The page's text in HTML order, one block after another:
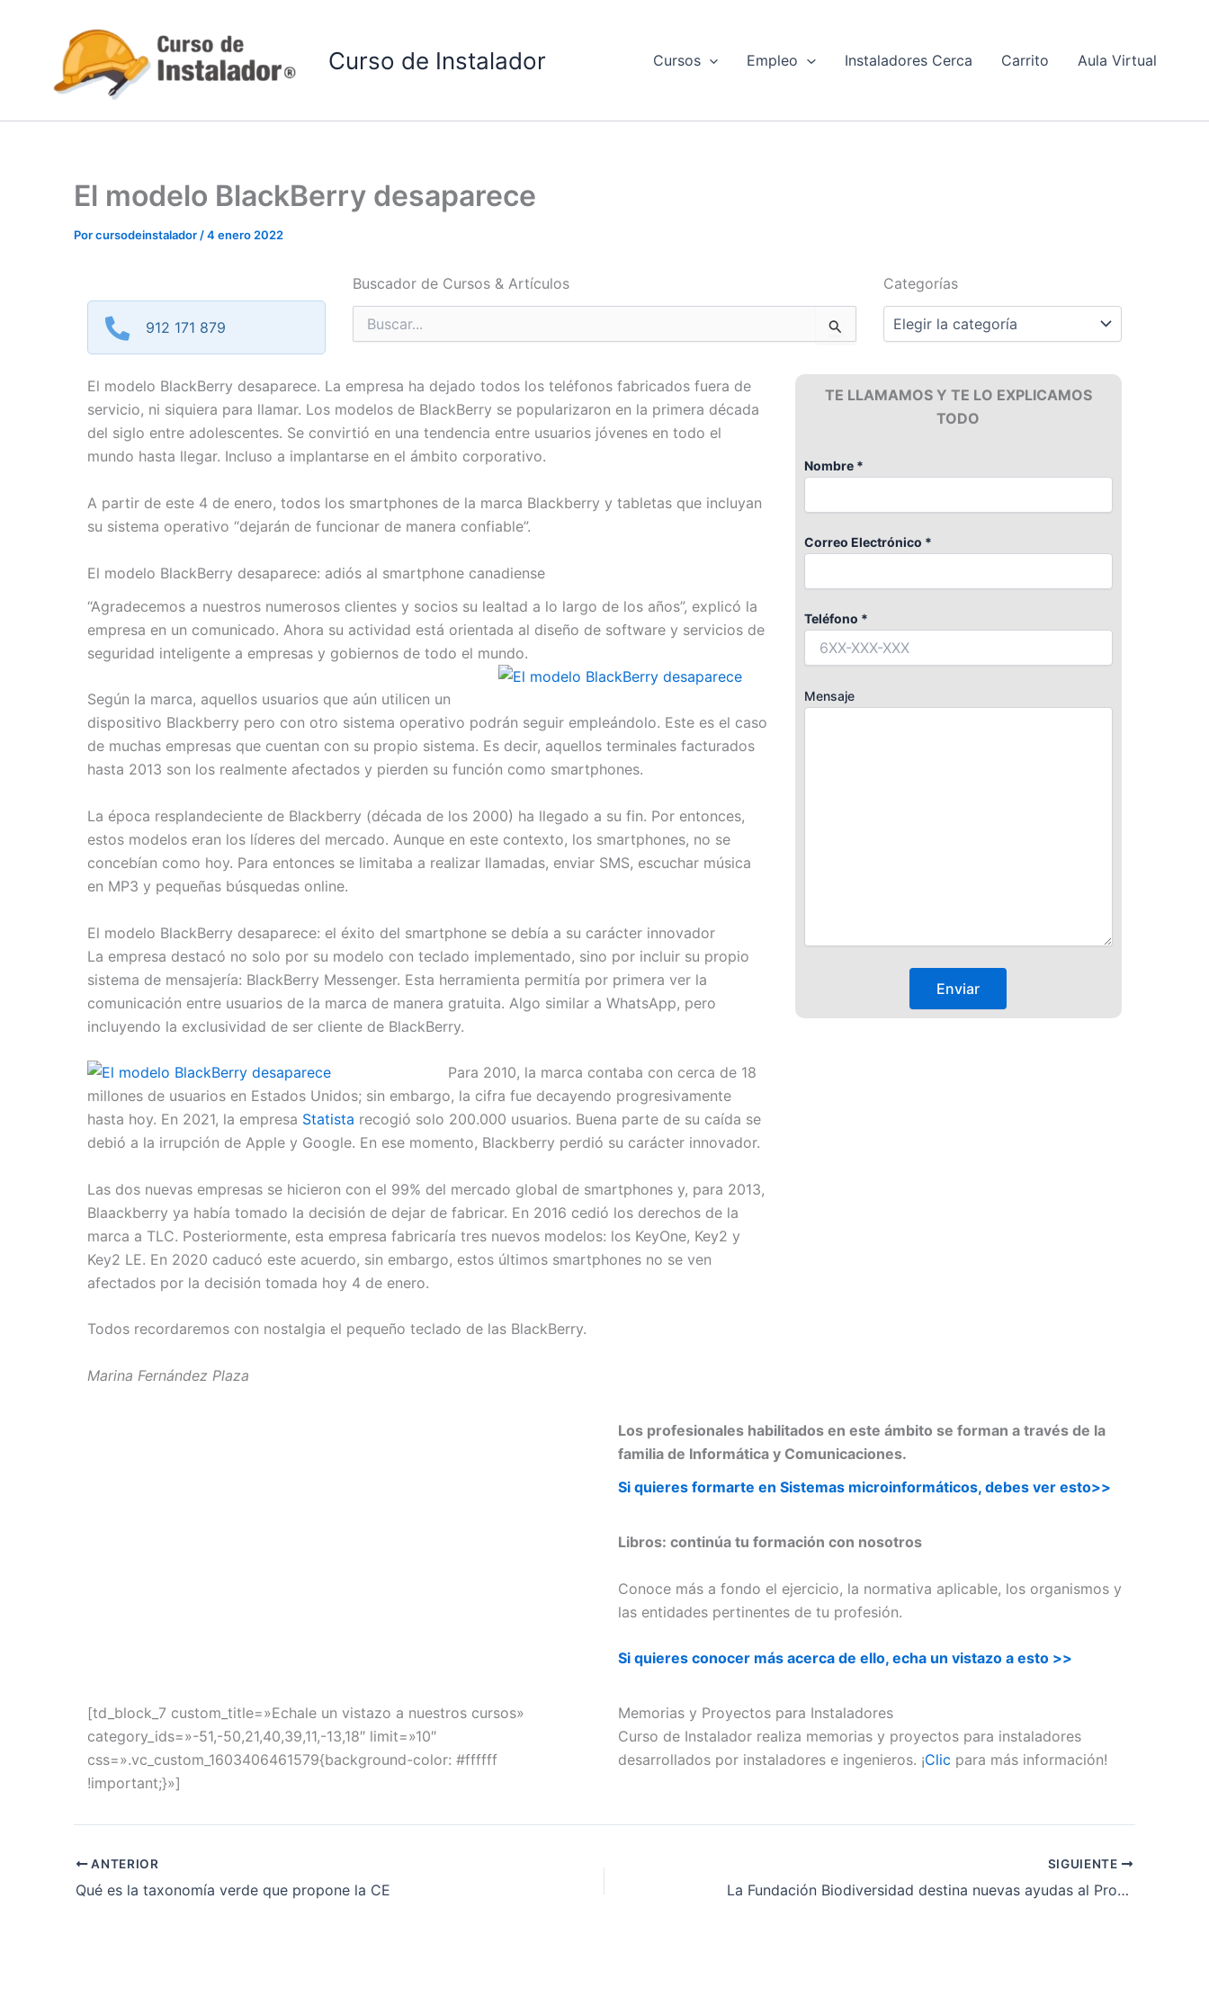
contenido
Curso de Instalador Cursos Empleo Instaladores Cerca Carrito Aula Virtual
El modelo BlackBerry desaparece
Porcursodeinstalador/4 enero 2022
912 171 879
Buscador de Cursos & Artículos
Buscar
por:
Categorías
Categorías
El modelo BlackBerry desaparece. La empresa ha dejado todos los teléfonos fabricados fuera de
servicio, ni siquiera para llamar. Los modelos de BlackBerry se popularizaron en la primera década
del siglo entre adolescentes. Se convirtió en una tendencia entre usuarios jóvenes en todo el
mundo hasta llegar. Incluso a implantarse en el ámbito corporativo.
A partir de este 4 de enero, todos los smartphones de la marca Blackberry y tabletas que incluyan
su sistema operativo “dejarán de funcionar de manera confiable”.
El modelo BlackBerry desaparece: adiós al smartphone canadiense
“Agradecemos a nuestros numerosos clientes y socios su lealtad a lo largo de los años”, explicó la
empresa en un comunicado. Ahora su actividad está orientada al diseño de software y servicios de
seguridad inteligente a empresas y gobiernos de todo el mundo.
Según la marca, aquellos usuarios que aún utilicen un
dispositivo Blackberry pero con otro sistema operativo podrán seguir empleándolo. Este es el caso
de muchas empresas que cuentan con su propio sistema. Es decir, aquellos terminales facturados
hasta 2013 son los realmente afectados y pierden su función como smartphones.
La época resplandeciente de Blackberry (década de los 2000) ha llegado a su fin. Por entonces,
estos modelos eran los líderes del mercado. Aunque en este contexto, los smartphones, no se
concebían como hoy. Para entonces se limitaba a realizar llamadas, enviar SMS, escuchar música
en MP3 y pequeñas búsquedas online.
El modelo BlackBerry desaparece: el éxito del smartphone se debía a su carácter innovador
La empresa destacó no solo por su modelo con teclado implementado, sino por incluir su propio
sistema de mensajería: BlackBerry Messenger. Esta herramienta permitía por primera ver la
comunicación entre usuarios de la marca de manera gratuita. Algo similar a WhatsApp, pero
incluyendo la exclusividad de ser cliente de BlackBerry.
Para 2010, la marca contaba con cerca de 18
millones de usuarios en Estados Unidos; sin embargo, la cifra fue decayendo progresivamente
hasta hoy. En 2021, la empresa Statista recogió solo 200.000 usuarios. Buena parte de su caída se
debió a la irrupción de Apple y Google. En ese momento, Blackberry perdió su carácter innovador.
Las dos nuevas empresas se hicieron con el 99% del mercado global de smartphones y, para 2013,
Blaackberry ya había tomado la decisión de dejar de fabricar. En 2016 cedió los derechos de la
marca a TLC. Posteriormente, esta empresa fabricaría tres nuevos modelos: los KeyOne, Key2 y
Key2 LE. En 2020 caducó este acuerdo, sin embargo, estos últimos smartphones no se ven
afectados por la decisión tomada hoy 4 de enero.
Todos recordaremos con nostalgia el pequeño teclado de las BlackBerry.
Marina Fernández Plaza
TE LLAMAMOS Y TE LO EXPLICAMOS
TODO
Nombre *
Correo Electrónico *
Teléfono *
Mensaje
Los profesionales habilitados en este ámbito se forman a través de la
familia de Informática y Comunicaciones.
Si quieres formarte en Sistemas microinformáticos, debes ver esto>>
Libros: continúa tu formación con nosotros
Conoce más a fondo el ejercicio, la normativa aplicable, los organismos y
las entidades pertinentes de tu profesión.
Si quieres conocer más acerca de ello, echa un vistazo a esto >>
[td_block_7 custom_title=»Echale un vistazo a nuestros cursos»
category_ids=»-51,-50,21,40,39,11,-13,18″ limit=»10″
css=».vc_custom_1603406461579{background-color: #ffffff
!important;}»]
Memorias y Proyectos para Instaladores
Curso de Instalador realiza memorias y proyectos para instaladores
desarrollados por instaladores e ingenieros. ¡Clic para más información!
ANTERIOR
Qué es la taxonomía verde que propone la CE
SIGUIENTE
La Fundación Biodiversidad destina nuevas ayudas al Programa Pleamar